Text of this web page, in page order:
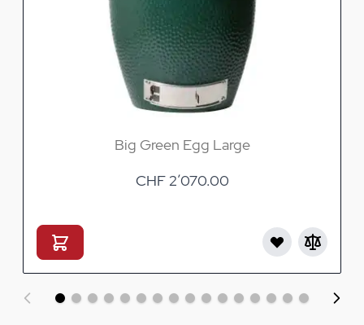
Big Green Egg Large
CHF 2’070.00